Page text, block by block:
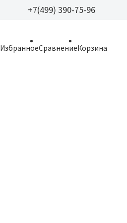
+7(499) 390-75-96
ИзбранноеСравнениеКорзина